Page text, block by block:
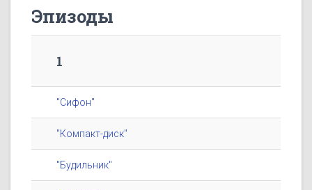
Эпизоды
1
"Сифон"
"Компакт-диск"
"Будильник"